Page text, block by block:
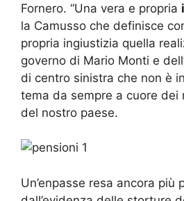
Fornero. “Una vera e propria
la Camusso che definisce
propria ingiustizia quella
governo di Mario Monti e
di centro sinistra che non è
tema da sempre a cuore dei
del nostro paese.
Un’enpasse resa ancora più